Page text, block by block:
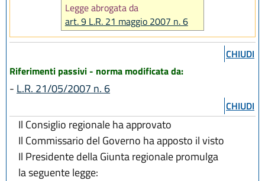
Legge abrogata da
art. 9 L.R. 21 maggio 2007 n. 6
CHIUDI
Riferimenti passivi - norma modificata da:
- L.R. 21/05/2007 n. 6
CHIUDI
Il Consiglio regionale ha approvato
Il Commissario del Governo ha apposto il visto
Il Presidente della Giunta regionale promulga
la seguente legge: